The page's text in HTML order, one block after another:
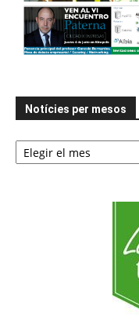
Notícies per mesos
Notícies
per